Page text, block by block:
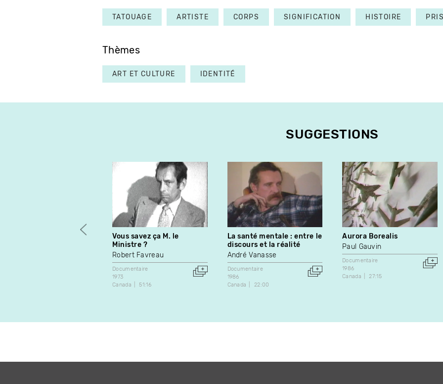
TATOUAGE ARTISTE CORPS SIGNIFICATION HISTOIRE
Thèmes
ART ET CULTURE IDENTITÉ
SUGGESTIONS
Vous savez ça M. le
Ministre ?
Robert Favreau
Documentaire
1973
Canada
51:16
La santé mentale : entre le
discours et la réalité
André Vanasse
Documentaire
1986
Canada
22:00
Aurora Borealis
Paul Gauvin
Documentaire
1986
Canada
27:15